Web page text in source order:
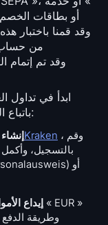
تسجيل الدخول
ابدأ في تداول
موقع « Consorsbank » باتباع الخطوات التالية:
الموقع الرسمي لـKraken ، وقم
بالتسجيل،
إيداع
وطريقة